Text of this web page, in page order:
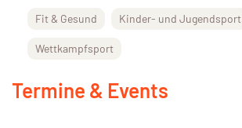
Fit & Gesund Kinder- und Jugendsport
Wettkampfsport
Termine & Events